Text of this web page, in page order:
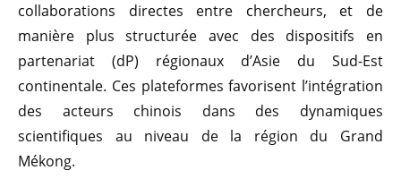
collaborations directes entre chercheurs, et de
manière plus structurée avec des dispositifs en
partenariat (dP) régionaux d’Asie du Sud-Est
continentale. Ces plateformes favorisent l’intégration
des acteurs chinois dans des dynamiques
scientifiques au niveau de la région du Grand
Mékong.